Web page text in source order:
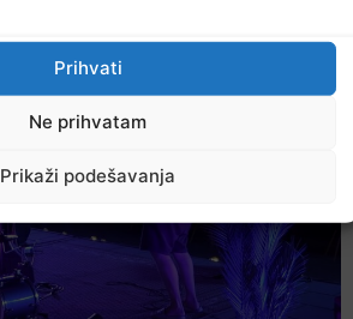
Prihvati
Ne prihvatam
Prikaži podešavanja